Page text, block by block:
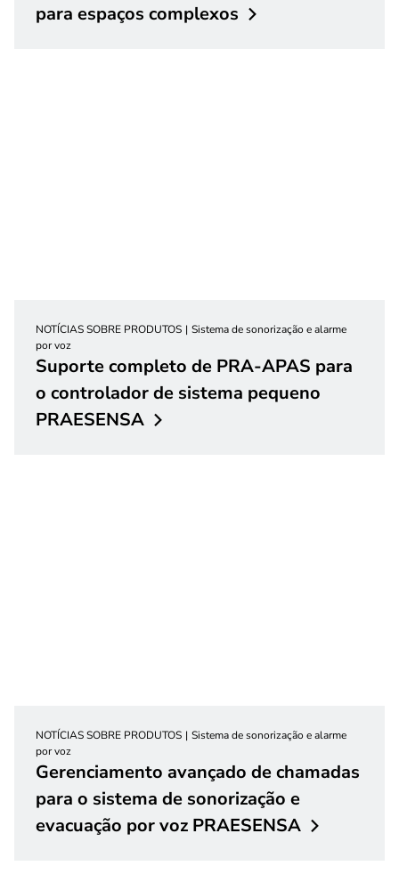
para espaços complexos
NOTÍCIAS SOBRE PRODUTOS
Sistema de sonorização e alarme
por voz
Suporte completo de PRA-APAS para
o controlador de sistema pequeno
PRAESENSA
NOTÍCIAS SOBRE PRODUTOS
Sistema de sonorização e alarme
por voz
Gerenciamento avançado de chamadas
para o sistema de sonorização e
evacuação por voz PRAESENSA